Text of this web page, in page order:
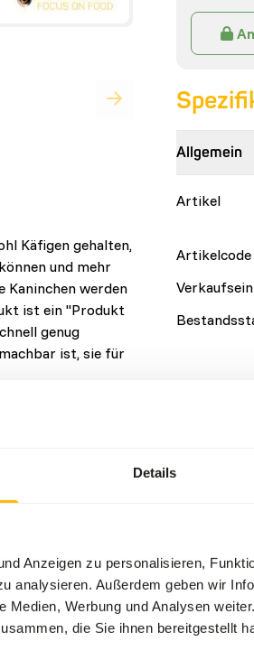
Details
Anzeigen zu personalisieren,
analysieren. Außerdem geben wir
Medien, Werbung und Analysen
die Sie ihnen bereitgestellt
Käfigen gehalten,
und mehr
Kaninchen werden
ist ein "Produkt
genug
ist, sie für
Allgemein
Artikel
Artikelcode
Bei
die